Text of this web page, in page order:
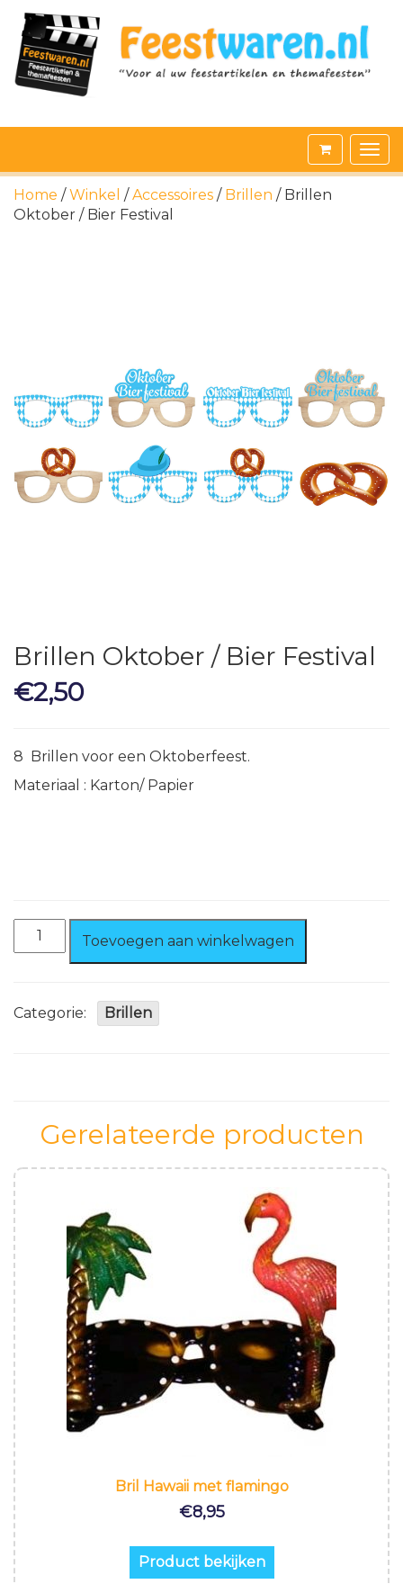
Home /Winkel /Accessoires / Brillen / Brillen
Oktober / Bier Festival
Brillen Oktober / Bier Festival
€2,50
8 Brillen voor een Oktoberfeest.
Materiaal : Karton/ Papier
Brillen
Festival
aantal
Toevoegen aan winkelwagen
Categorie: Brillen
Gerelateerde producten
Bril Hawaii met flamingo
€8,95
Product bekijken